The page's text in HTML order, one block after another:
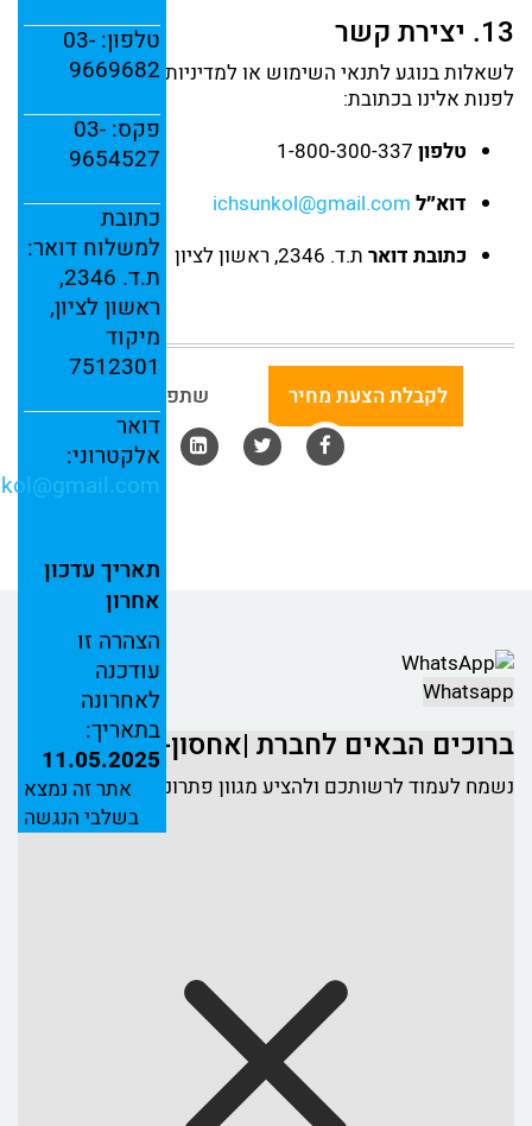
טלפון: ‎ 03-
9669682
פקס: ‎ 03-
9654527
כתובת
למשלוח דואר:
ת.ד. 2346,
ראשון לציון,
מיקוד
7512301
דואר
אלקטרוני:
gmail.com
תאריך עדכון
אחרון
הצהרה זו
עודכנה
לאחרונה
בתאריך:
11.05.2025
אתר זה נמצא
בשלבי הנגשה
13. יצירת קשר
לשאלותבנוגעלתנאי השימוש אולמדיניות העוגיות,ניתן
לפנות אלינובכתובת:
טלפון
1-800-300-337
דוא״ל
ichsunkol@gmail.com
כתובת דואר ת.ד. 2346, ראשוןלציון 7512301
לקבלת הצעת מחיר שתפו באמצעות:
Whatsapp
ברוכים הבאים לחברת |אחסון-כל"
נשמח לעמוד לרשותכם ולהציע מגוון פתרונות אחסון